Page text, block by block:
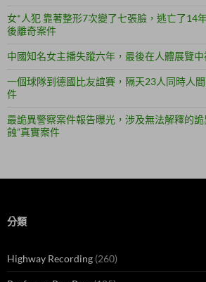
女*人犯 靠著整形7次變了七張臉，逃亡了14
後離奇案件
中國知名女主播失蹤六年，最後在人體展覽
一個球隊到德國比友誼賽，隔天23人同時人
件
最詭異警察案件報告曝光，涉及無法解釋的
蝕”真實案件
分類
Highway Recording (260)